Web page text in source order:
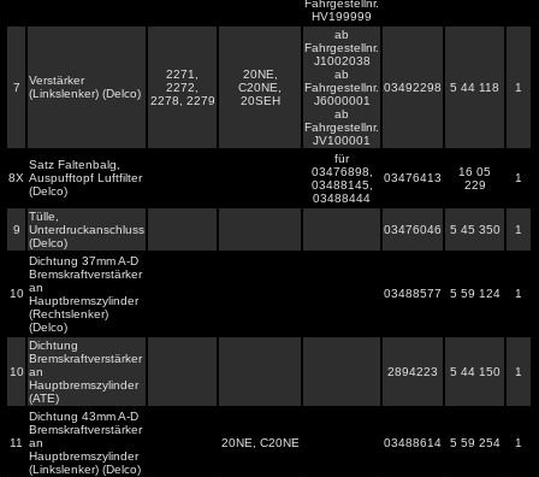
Fahrgestellnr.
HV199999
7
Verstärker
(Linkslenker) (Delco)
2271,
2272,
2278, 2279
20NE,
C20NE,
20SEH
ab
Fahrgestellnr.
J1002038
ab
Fahrgestellnr.
J6000001
ab
Fahrgestellnr.
JV100001
03492298 5 44 118 1
8X
Satz Faltenbalg,
Auspufftopf Luftfilter
(Delco)
für
03476898,
03488145,
03488444
03476413
16 05
229
1
9
Tülle,
Unterdruckanschluss
(Delco)
03476046 5 45 350 1
10
Dichtung 37mm A-D
Bremskraftverstärker
an
Hauptbremszylinder
(Rechtslenker)
(Delco)
03488577 5 59 124 1
10
Dichtung
Bremskraftverstärker
an
Hauptbremszylinder
(ATE)
2894223 5 44 150 1
11
Dichtung 43mm A-D
Bremskraftverstärker
an
Hauptbremszylinder
(Linkslenker) (Delco)
20NE, C20NE 03488614 5 59 254 1